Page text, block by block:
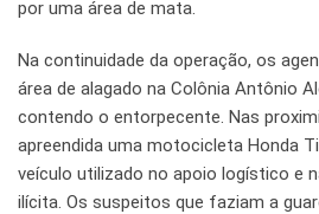
por uma área de mata.
Na continuidade da operação, os
área de alagado na Colônia Antônio
contendo o entorpecente. Nas
apreendida uma motocicleta Honda
veículo utilizado no apoio logístico e
ilícita. Os suspeitos que faziam a